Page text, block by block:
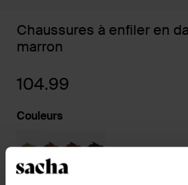
Chaussures à enfiler en
marron
104.99
Couleurs